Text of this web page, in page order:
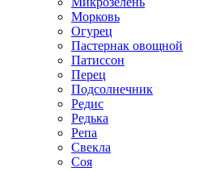
Морковь
Огурец
Пастернак овощной
Патиссон
Перец
Подсолнечник
Редис
Редька
Репа
Свекла
Соя